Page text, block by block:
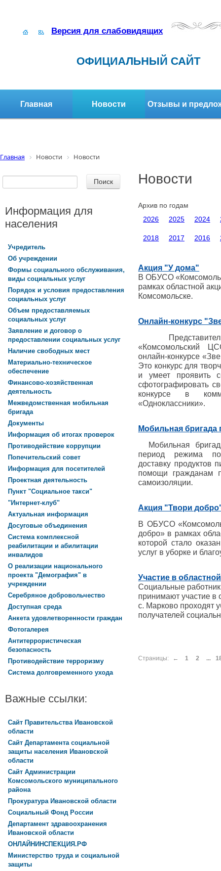
Версия для слабовидящих
ОФИЦИАЛЬНЫЙ САЙТ
Главная Новости Отзывы и
Главная Новости Новости
Новости
Архив по годам
2026
2025 2024
2018 2017 2016
Акция "У дома"
В ОБУСО
рамках областной
Комсомольске.
Онлайн-конкурс
Представители
«Комсомольский
онлайн-конкурсе
Это конкурс для
и умеет проявить
сфотографировать
конкурсе в
«Одноклассники».
Мобильная бригада
Мобильная
период режима
доставку продуктов
помощи гражданам
самоизоляции.
Акция "Твори
В ОБУСО
добро» в рамках
которой стало
услуг в уборке и
Участие в
Социальные
принимают участие
с. Марково проходят
получателей
Страницы: ← 1 2 ...
Информация для
населения
Учредитель
Об учреждении
Формы социального обслуживания,
виды социальных услуг
Порядок и условия предоставления
социальных услуг
Объем предоставляемых
социальных услуг
Заявление и договор о
предоставлении социальных услуг
Наличие свободных мест
Материально-техническое
обеспечение
Финансово-хозяйственная
деятельность
Межведомственная мобильная
бригада
Документы
Информация об итогах проверок
Противодействие коррупции
Попечительский совет
Информация для посетителей
Проектная деятельность
Пункт "Социальное такси"
"Интернет-клуб"
Актуальная информация
Досуговые объединения
Система комплексной
реабилитации и абилитации
инвалидов
О реализации национального
проекта "Демография" в
учреждении
Серебряное добровольчество
Доступная среда
Анкета удовлетворенности граждан
Фотогалерея
Антитеррористическая
безопасность
Противодействие терроризму
Система долговременного ухода
Важные ссылки:
Сайт Правительства Ивановской
области
Сайт Департамента социальной
защиты населения Ивановской
области
Сайт Администрации
Комсомольского муниципального
района
Прокуратура Ивановской области
Социальный Фонд России
Департамент здравоохранения
Ивановской области
ОНЛАЙНИНСПЕКЦИЯ.РФ
Министерство труда и социальной
защиты